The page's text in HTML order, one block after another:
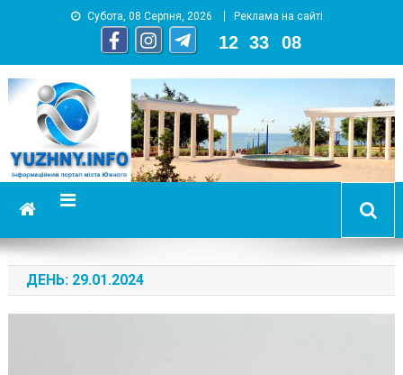
Субота, 08 Серпня, 2026 Реклама на сайті
12 33 09
YUZHNY.INFO
информационный портал города Южный
ДЕНЬ: 29.01.2024